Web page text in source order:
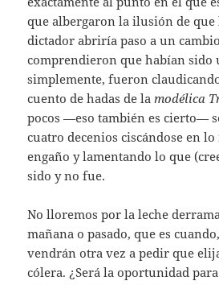
que albergaron la ilusión de que
dictador abriría paso a un
comprendieron que habían sido
simplemente, fueron
cuento de hadas de la modélica
pocos —eso también es cierto—
cuatro decenios ciscándose en
engaño y lamentando lo que
sido y no fue.
No lloremos por la leche
mañana o pasado, que es
vendrán otra vez a pedir que
cólera. ¿Será la oportunidad